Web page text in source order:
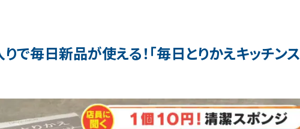
りで毎日新品が使える！「毎日とりかえキッチンス